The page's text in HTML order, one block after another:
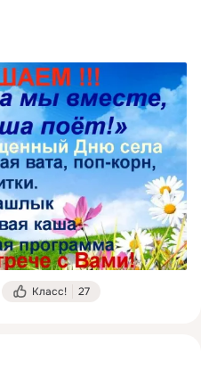
Класс! 27